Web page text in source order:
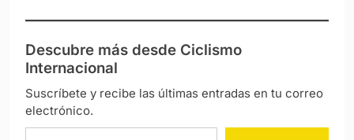
Descubre más desde Ciclismo
Internacional
Suscríbete y recibe las últimas entradas en tu correo
electrónico.
Escribe tu correo electrónico…